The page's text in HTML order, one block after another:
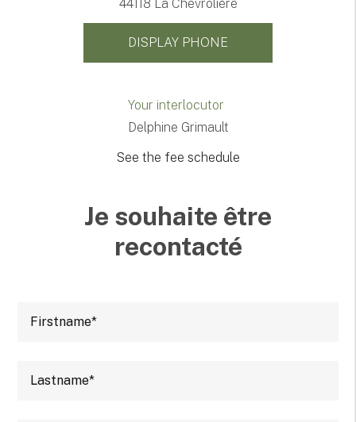
44118 La Chevrolière
DISPLAY PHONE
Your interlocutor
Delphine Grimault
See the fee schedule
Je souhaite être
recontacté